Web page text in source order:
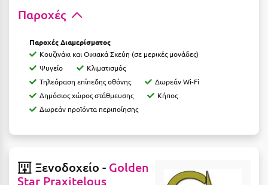
Λασίθι
Λέσβος
Λευκάδα
Λήμνος
Λουτρά Πόζαρ
Παροχές
Παροχές Διαμερίσματος
Κουζινάκι και Οικιακά Σκεύη (σε μερικές μονάδες)
Ψυγείο
Κλιματισμός
Τηλεόραση επίπεδης οθόνης
Δωρεάν Wi-Fi
Δημόσιος χώρος στάθμευσης
Κήπος
Δωρεάν προϊόντα περιποίησης
Ξενοδοχείο - Golden
Star Praxitelous